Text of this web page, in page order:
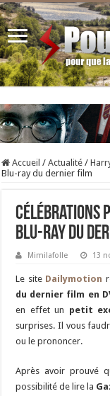
Accueil / Actualité /
Blu-ray du dernier film
Célébrations
Blu-ray du
Mimilafolle 13
Le site Dailymotion
du dernier film en
en effet un petit
surprises. Il vous
ou le prononcer.
Après avoir prouvé
possibilité de lire la